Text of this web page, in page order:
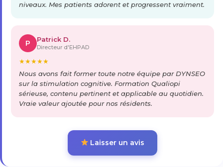
niveaux. Mes patients adorent et progressent vraiment.
P Patrick D.
Directeur d'EHPAD
★★★★★
Nous avons fait former toute notre équipe par DYNSEO
sur la stimulation cognitive. Formation Qualiopi
sérieuse, contenu pertinent et applicable au quotidien.
Vraie valeur ajoutée pour nos résidents.
Laisser un avis